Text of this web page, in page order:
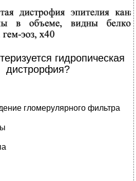
гидропическая
дистрорфия?
гломерулярного фильтра